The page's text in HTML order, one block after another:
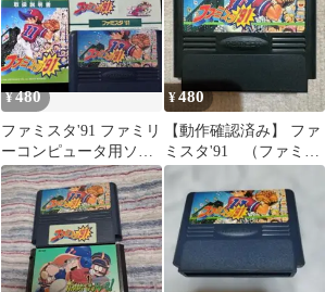
¥480
ファミスタ'91 ファミリ
ーコンピュータ用ソフ
ト
¥480
【動作確認済み】 ファ
ミスタ'91 （ファミコ
ン）